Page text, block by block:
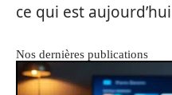
ce qui est
Nos dernières publications